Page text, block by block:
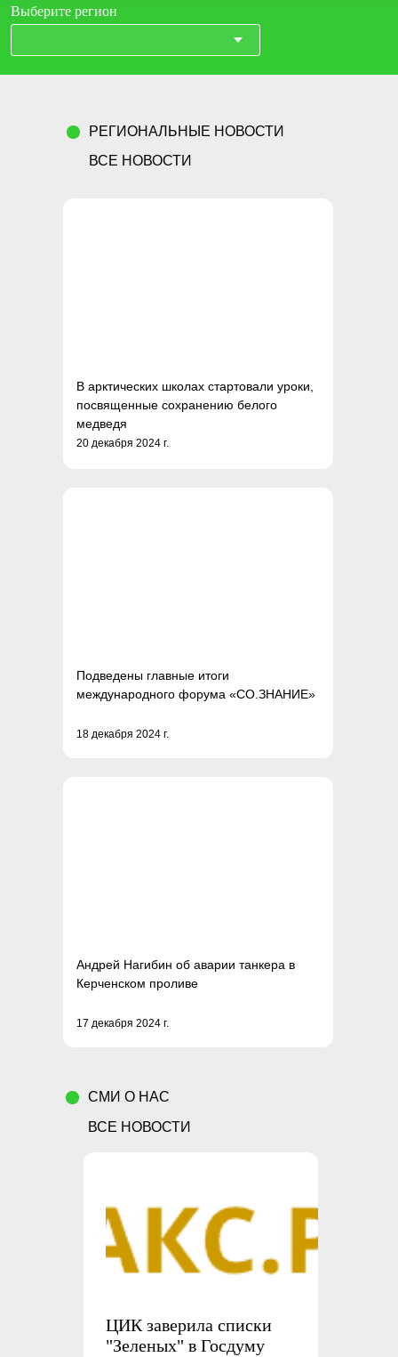
Выберите регион
РЕГИОНАЛЬНЫЕ НОВОСТИ
ВСЕ НОВОСТИ
СМИ О НАС
ВСЕ НОВОСТИ
Подведены главные итоги
международного форума «СО.ЗНАНИЕ»
18 декабря 2024 г.
В арктических школах стартовали уроки,
посвященные сохранению белого
медведя
20 декабря 2024 г.
Андрей Нагибин об аварии танкера в
Керченском проливе
17 декабря 2024 г.
ЦИК заверила списки
"Зеленых" в Госдуму